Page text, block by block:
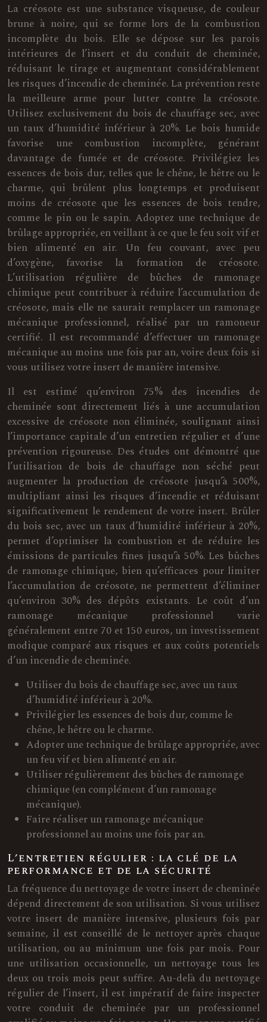
La créosote est une substance visqueuse, de couleur
brune à noire, qui se forme lors de la combustion
incomplète du bois. Elle se dépose sur les parois
intérieures de l’insert et du conduit de cheminée,
réduisant le tirage et augmentant considérablement
les risques d’incendie de cheminée. La prévention reste
la meilleure arme pour lutter contre la créosote.
Utilisez exclusivement du bois de chauffage sec, avec
un taux d’humidité inférieur à 20%. Le bois humide
favorise une combustion incomplète, générant
davantage de fumée et de créosote. Privilégiez les
essences de bois dur, telles que le chêne, le hêtre ou le
charme, qui brûlent plus longtemps et produisent
moins de créosote que les essences de bois tendre,
comme le pin ou le sapin. Adoptez une technique de
brûlage appropriée, en veillant à ce que le feu soit vif et
bien alimenté en air. Un feu couvant, avec peu
d’oxygène, favorise la formation de créosote.
L’utilisation régulière de bûches de ramonage
chimique peut contribuer à réduire l’accumulation de
créosote, mais elle ne saurait remplacer un ramonage
mécanique professionnel, réalisé par un ramoneur
certifié. Il est recommandé d’effectuer un ramonage
mécanique au moins une fois par an, voire deux fois si
vous utilisez votre insert de manière intensive.
Il est estimé qu’environ 75% des incendies de
cheminée sont directement liés à une accumulation
excessive de créosote non éliminée, soulignant ainsi
l’importance capitale d’un entretien régulier et d’une
prévention rigoureuse. Des études ont démontré que
l’utilisation de bois de chauffage non séché peut
augmenter la production de créosote jusqu’à 500%,
multipliant ainsi les risques d’incendie et réduisant
significativement le rendement de votre insert. Brûler
du bois sec, avec un taux d’humidité inférieur à 20%,
permet d’optimiser la combustion et de réduire les
émissions de particules fines jusqu’à 50%. Les bûches
de ramonage chimique, bien qu’efficaces pour limiter
l’accumulation de créosote, ne permettent d’éliminer
qu’environ 30% des dépôts existants. Le coût d’un
ramonage mécanique professionnel varie
généralement entre 70 et 150 euros, un investissement
modique comparé aux risques et aux coûts potentiels
d’un incendie de cheminée.
Utiliser du bois de chauffage sec, avec un taux
d’humidité inférieur à 20%.
Privilégier les essences de bois dur, comme le
chêne, le hêtre ou le charme.
Adopter une technique de brûlage appropriée, avec
un feu vif et bien alimenté en air.
Utiliser régulièrement des bûches de ramonage
chimique (en complément d’un ramonage
mécanique).
Faire réaliser un ramonage mécanique
professionnel au moins une fois par an.
L’entretien régulier : la clé de la
performance et de la sécurité
La fréquence du nettoyage de votre insert de cheminée
dépend directement de son utilisation. Si vous utilisez
votre insert de manière intensive, plusieurs fois par
semaine, il est conseillé de le nettoyer après chaque
utilisation, ou au minimum une fois par mois. Pour
une utilisation occasionnelle, un nettoyage tous les
deux ou trois mois peut suffire. Au-delà du nettoyage
régulier de l’insert, il est impératif de faire inspecter
votre conduit de cheminée par un professionnel